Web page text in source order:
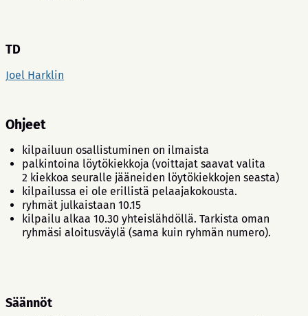
TD
Joel Harklin
Ohjeet
kilpailuun osallistuminen on ilmaista
palkintoina löytökiekkoja (voittajat saavat valita
2 kiekkoa seuralle jääneiden löytökiekkojen seasta)
kilpailussa ei ole erillistä pelaajakokousta.
ryhmät julkaistaan 10.15
kilpailu alkaa 10.30 yhteislähdöllä. Tarkista oman
ryhmäsi aloitusväylä (sama kuin ryhmän numero).
Säännöt